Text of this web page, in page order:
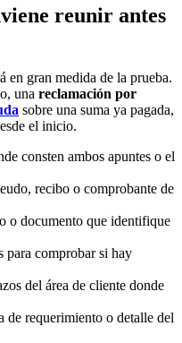
reunir antes
en gran medida de la prueba.
una reclamación por
sobre una suma ya pagada,
el inicio.
consten ambos apuntes o el
recibo o comprobante de
o documento que identifique
para comprobar si hay
del área de cliente donde
de requerimiento o detalle del